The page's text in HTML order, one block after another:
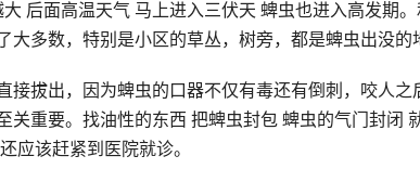
后面高温天气 马上进入三伏天 蜱虫也进入高发期
多数，特别是小区的草丛，树旁，都是蜱虫出没的
接拔出，因为蜱虫的口器不仅有毒还有倒刺，咬人之
重要。找油性的东西 把蜱虫封包 蜱虫的气门封闭
应该赶紧到医院就诊。